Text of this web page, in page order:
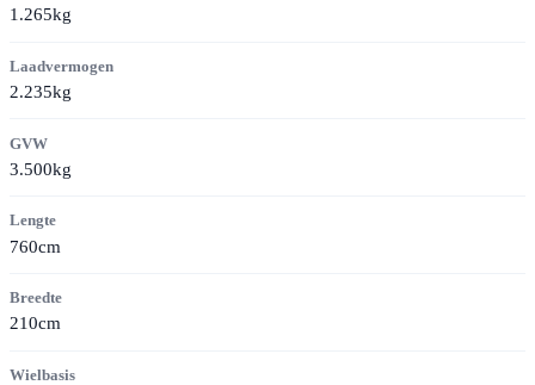
1.265kg
Laadvermogen
2.235kg
GVW
3.500kg
Lengte
760cm
Breedte
210cm
Wielbasis